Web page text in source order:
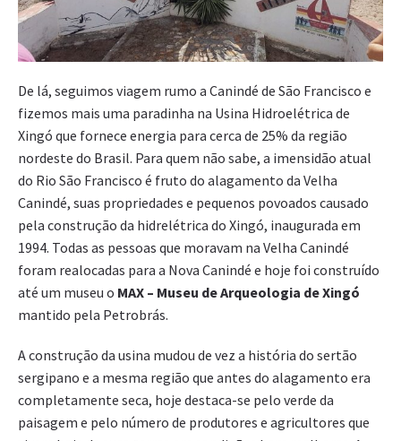
De lá, seguimos viagem rumo a Canindé de São Francisco e
fizemos mais uma paradinha na Usina Hidroelétrica de
Xingó que fornece energia para cerca de 25% da região
nordeste do Brasil. Para quem não sabe, a imensidão atual
do Rio São Francisco é fruto do alagamento da Velha
Canindé, suas propriedades e pequenos povoados causado
pela construção da hidrelétrica do Xingó, inaugurada em
1994. Todas as pessoas que moravam na Velha Canindé
foram realocadas para a Nova Canindé e hoje foi construído
até um museu o MAX – Museu de Arqueologia de Xingó
mantido pela Petrobrás.
A construção da usina mudou de vez a história do sertão
sergipano e a mesma região que antes do alagamento era
completamente seca, hoje destaca-se pelo verde da
paisagem e pelo número de produtores e agricultores que